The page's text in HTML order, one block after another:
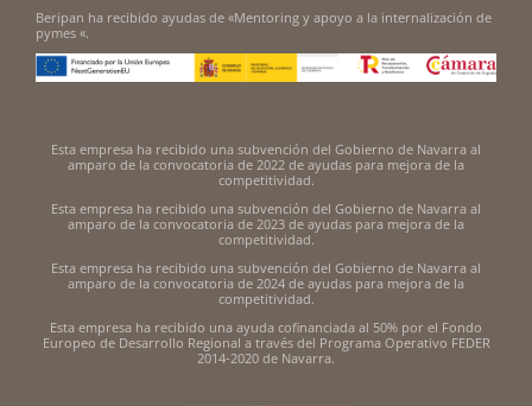
Beripan ha recibido ayudas de «Mentoring y apoyo a la internalización de
pymes «.
Esta empresa ha recibido una subvención del Gobierno de Navarra al
amparo de la convocatoria de 2022 de ayudas para mejora de la
competitividad.
Esta empresa ha recibido una subvención del Gobierno de Navarra al
amparo de la convocatoria de 2023 de ayudas para mejora de la
competitividad.
Esta empresa ha recibido una subvención del Gobierno de Navarra al
amparo de la convocatoria de 2024 de ayudas para mejora de la
competitividad.
Esta empresa ha recibido una ayuda cofinanciada al 50% por el Fondo
Europeo de Desarrollo Regional a través del Programa Operativo FEDER
2014-2020 de Navarra.